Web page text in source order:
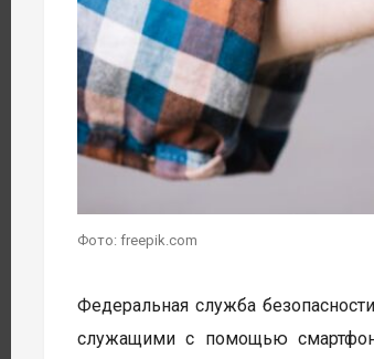
Фото: freepik.com
Федеральная служба
служащими с помощью